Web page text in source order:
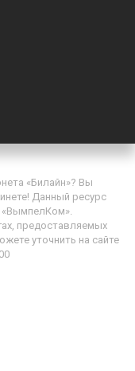
«Билайн»? Вы
Данный ресурс
предоставляемых
уточнить на сайте